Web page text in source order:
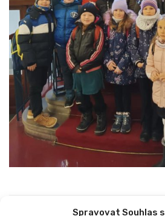
Spravovat Souhlas s